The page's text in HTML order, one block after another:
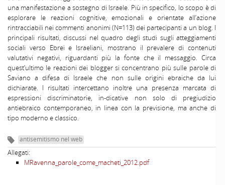
una manifestazione a sostegno di Israele. Più in specifico, lo scopo è di
esplorare le reazioni cognitive, emozionali e orientate all’azione
rintracciabili nei commenti anonimi (N=113) dei partecipanti a un blog. I
principali risultati, discussi nel quadro degli studi sugli atteggiamenti
sociali verso Ebrei e Israeliani, mostrano il prevalere di contenuti
valutativi negativi, riguardanti più la fonte che il messaggio. Circa
quest’ultimo le reazioni dei blogger si concentrano più sulle parole di
Saviano a difesa di Israele che non sulle origini ebraiche da lui
dichiarate. I risultati intercettano inoltre una presenza marcata di
espressioni discriminatorie, in-dicative non solo di pregiudizio
antiebraico contemporaneo, in linea con la previsione, ma anche di
tipo moderno e classico.
antisemitismo nel web
Allegati:
MRavenna_parole_come_macheti_2012.pdf